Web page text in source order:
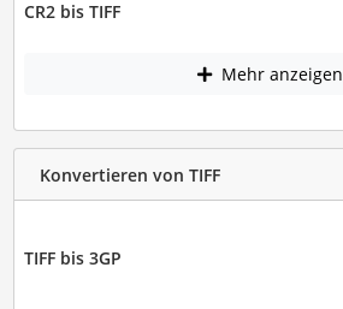
CR2 bis TIFF
Mehr anzeigen
Konvertieren von TIFF
TIFF bis 3GP